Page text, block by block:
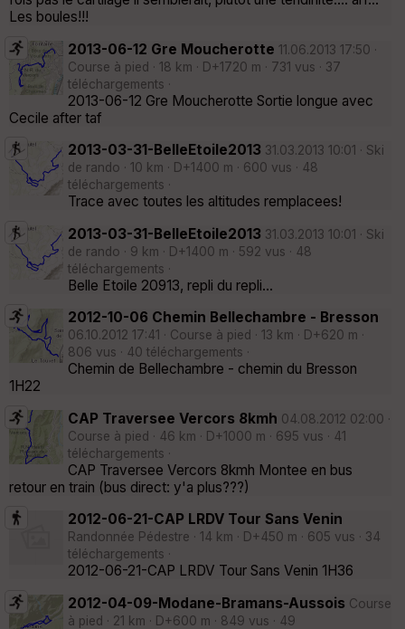
Les boules!!!
2013-06-12 Gre Moucherotte 11.06.2013 17:50 ·
Course à pied · 18 km · D+1720 m · 731 vus · 37
téléchargements ·
2013-06-12 Gre Moucherotte Sortie longue avec
Cecile after taf
2013-03-31-BelleEtoile2013 31.03.2013 10:01 · Ski
de rando · 10 km · D+1400 m · 600 vus · 48
téléchargements ·
Trace avec toutes les altitudes remplacees!
2013-03-31-BelleEtoile2013 31.03.2013 10:01 · Ski
de rando · 9 km · D+1400 m · 592 vus · 48
téléchargements ·
Belle Etoile 20913, repli du repli...
2012-10-06 Chemin Bellechambre - Bresson
06.10.2012 17:41 · Course à pied · 13 km · D+620 m ·
806 vus · 40 téléchargements ·
Chemin de Bellechambre - chemin du Bresson
1H22
CAP Traversee Vercors 8kmh 04.08.2012 02:00 ·
Course à pied · 46 km · D+1000 m · 695 vus · 41
téléchargements ·
CAP Traversee Vercors 8kmh Montee en bus
retour en train (bus direct: y'a plus???)
2012-06-21-CAP LRDV Tour Sans Venin
Randonnée Pédestre · 14 km · D+450 m · 605 vus · 34
téléchargements ·
2012-06-21-CAP LRDV Tour Sans Venin 1H36
2012-04-09-Modane-Bramans-Aussois Course
à pied · 21 km · D+600 m · 849 vus · 49